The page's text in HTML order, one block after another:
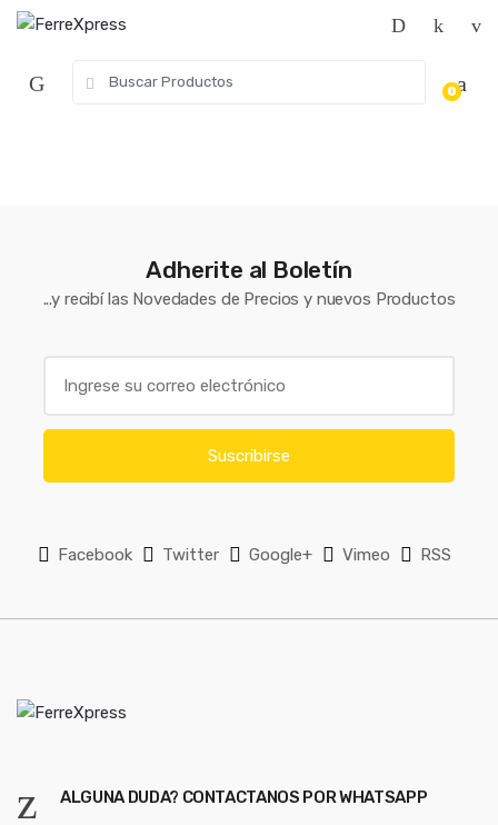
Skip
Skip
for:
0
Adherite al Boletín
...y recibí las Novedades de Precios y nuevos Productos
a
l
Suscribirse
Facebook Twitter Google+ Vimeo RSS
ALGUNA DUDA? CONTACTANOS POR WHATSAPP